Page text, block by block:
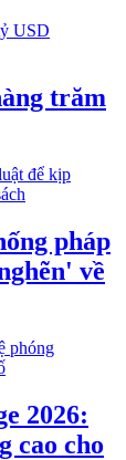
trăm
pháp
về
2026:
cao cho